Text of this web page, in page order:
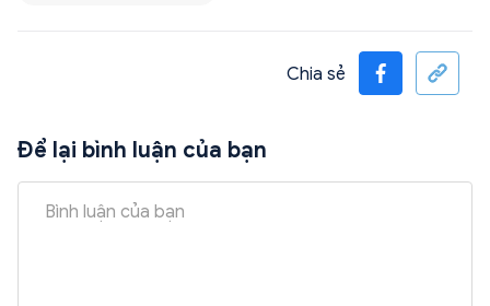
Chia sẻ
Để lại bình luận của bạn